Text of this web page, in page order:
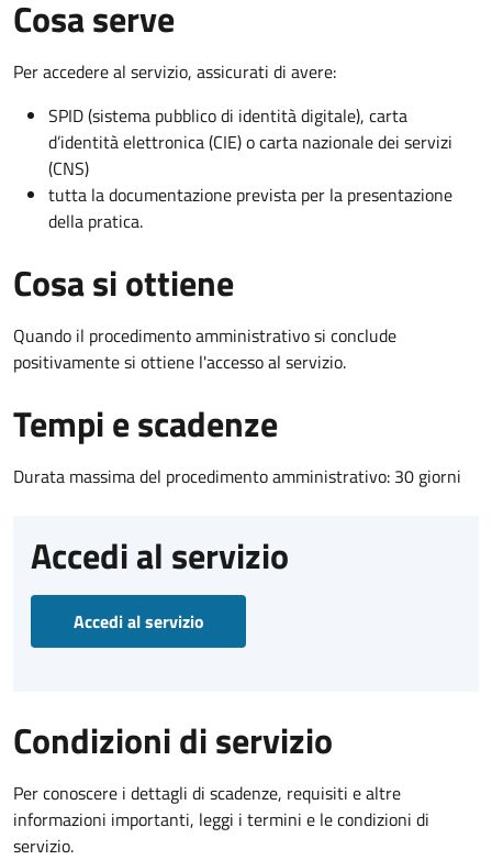
Cosa serve
Per accedere al servizio, assicurati di avere:
SPID (sistema pubblico di identità digitale), carta
d’identità elettronica (CIE) o carta nazionale dei servizi
(CNS)
tutta la documentazione prevista per la presentazione
della pratica.
Cosa si ottiene
Quando il procedimento amministrativo si conclude
positivamente si ottiene l'accesso al servizio.
Tempi e scadenze
Durata massima del procedimento amministrativo: 30 giorni
Accedi al servizio
Accedi al servizio
Condizioni di servizio
Per conoscere i dettagli di scadenze, requisiti e altre
informazioni importanti, leggi i termini e le condizioni di
servizio.